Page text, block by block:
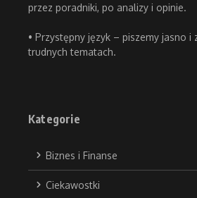
przez poradniki, po analizy i opinie.
• Przystępny język – piszemy jasno
trudnych tematach.
Kategorie
Biznes i Finanse
Ciekawostki